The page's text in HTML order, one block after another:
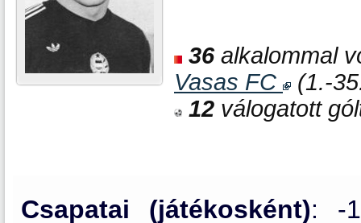
36alkalommal
Vasas FC
(1.-
12 válogatott
Csapatai (játékosként): -